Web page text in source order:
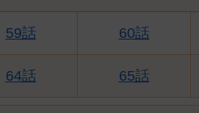
59話 60話
64話 65話